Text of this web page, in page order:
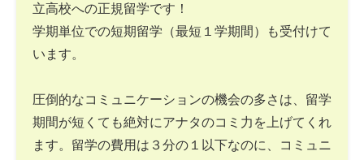
立高校への正規留学です！
学期単位での短期留学（最短１学期間）も受付けて
います。
圧倒的なコミュニケーションの機会の多さは、留学
期間が短くても絶対にアナタのコミ力を上げてくれ
ます。留学の費用は３分の１以下なのに、コミュニ